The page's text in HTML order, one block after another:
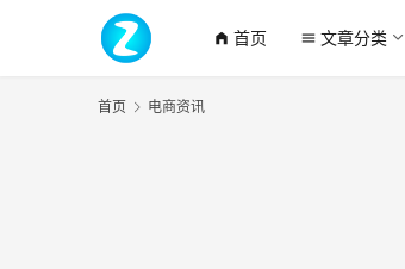
home_filled 首页 menu 文章分类
首页 电商资讯